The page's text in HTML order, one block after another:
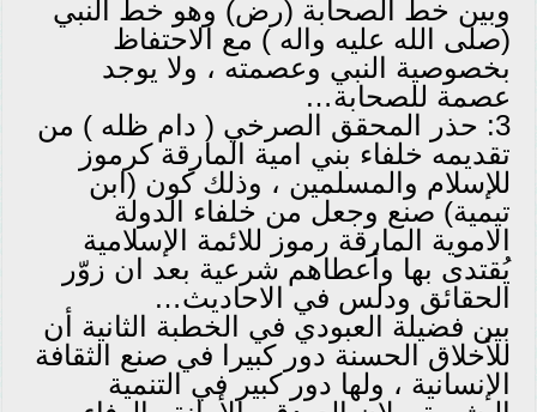
وبين خط الصحابة (رض) وهو خط النبي
(صلى الله عليه واله ) مع الاحتفاظ
بخصوصية النبي وعصمته ، ولا يوجد
عصمة للصحابة…
3: حذر المحقق الصرخي ( دام ظله ) من
تقديمه خلفاء بني امية المارقة كرموز
للإسلام والمسلمين ، وذلك كون (ابن
تيمية) صنع وجعل من خلفاء الدولة
الاموية المارقة رموز للائمة الإسلامية
يُقتدى بها وأعطاهم شرعية بعد ان زوّر
الحقائق ودلس في الاحاديث…
بين فضيلة العبودي في الخطبة الثانية أن
للأخلاق الحسنة دور كبيرا في صنع الثقافة
الإنسانية ، ولها دور كبير في التنمية